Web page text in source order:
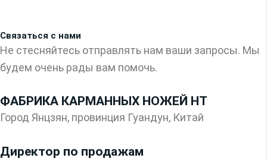
Связаться с нами
Не стесняйтесь отправлять нам ваши запросы. Мы
будем очень рады вам помочь.
ФАБРИКА КАРМАННЫХ НОЖЕЙ HT
Город Янцзян, провинция Гуандун, Китай
Директор по продажам